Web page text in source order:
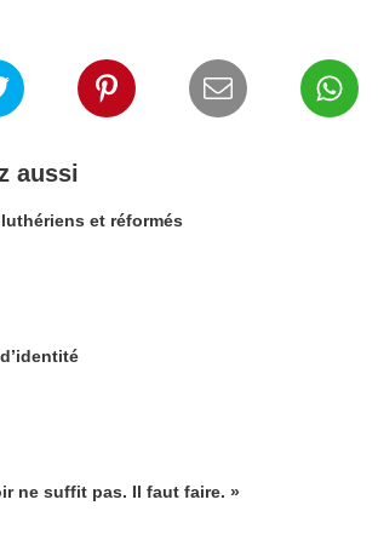
aussi
et réformés
ne suffit pas. Il faut faire. »